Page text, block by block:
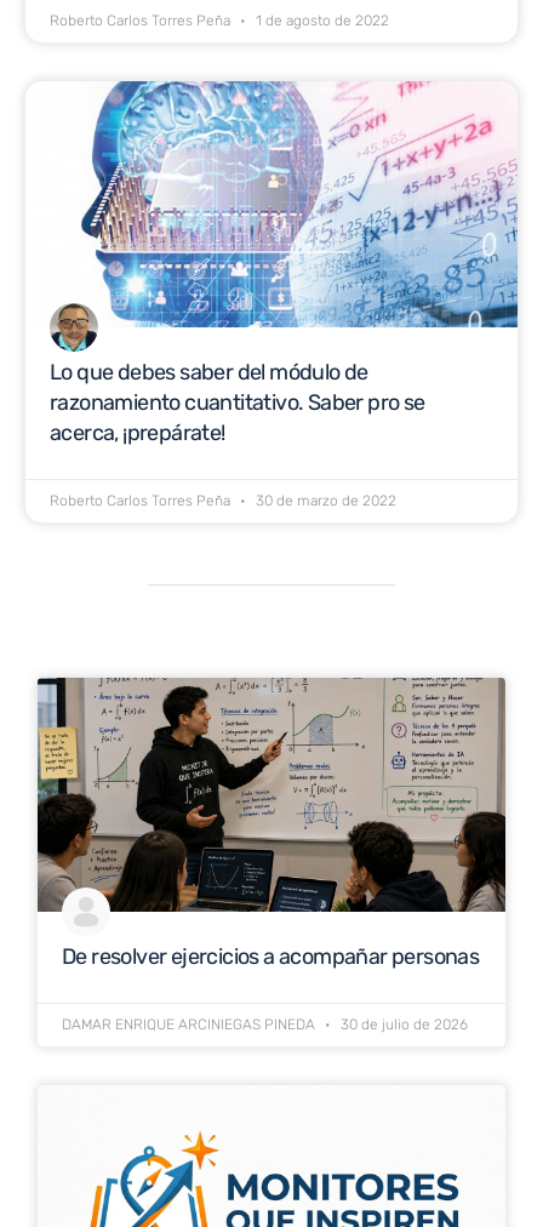
Roberto Carlos Torres Peña 1 de agosto de 2022
Lo que debes saber del módulo de
razonamiento cuantitativo. Saber pro se
acerca, ¡prepárate!
Roberto Carlos Torres Peña 30 de marzo de 2022
De resolver ejercicios a acompañar personas
DAMAR ENRIQUE ARCINIEGAS PINEDA 30 de julio de 2026